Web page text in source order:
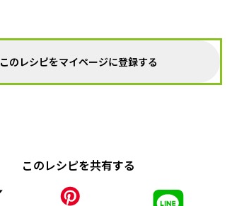
このレシピをマイページに登録する
このレシピを共有する